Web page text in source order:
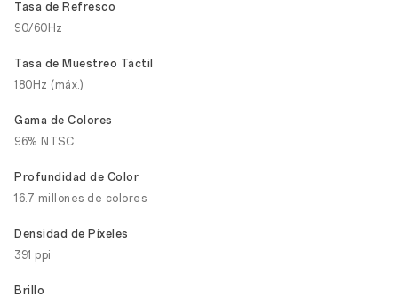
Tasa de Refresco
90/60Hz
Tasa de Muestreo Táctil
180Hz (máx.)
Gama de Colores
96% NTSC
Profundidad de Color
16.7 millones de colores
Densidad de Píxeles
391 ppi
Brillo